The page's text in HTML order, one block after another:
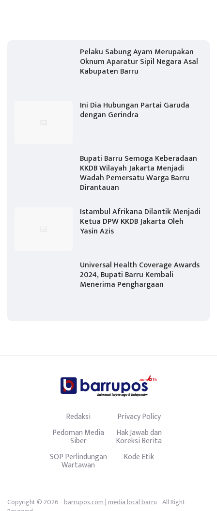
Pelaku Sabung Ayam Merupakan
Oknum Aparatur Sipil Negara Asal
Kabupaten Barru
Ini Dia Hubungan Partai Garuda
dengan Gerindra
Bupati Barru Semoga Keberadaan
KKDB Wilayah Jakarta Menjadi
Wadah Pemersatu Warga Barru
Dirantauan
Istambul Afrikana Dilantik Menjadi
Ketua DPW KKDB Jakarta Oleh
Yasin Azis
Universal Health Coverage Awards
2024, Bupati Barru Kembali
Menerima Penghargaan
Redaksi
Privacy Policy
Pedoman Media
Siber
Hak Jawab dan
Koreksi Berita
SOP Perlindungan
Wartawan
Kode Etik
Copyright © 2026 -barrupos.com | media local barru- All Right